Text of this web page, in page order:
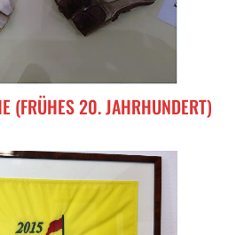
(FRÜHES 20. JAHRHUNDERT)